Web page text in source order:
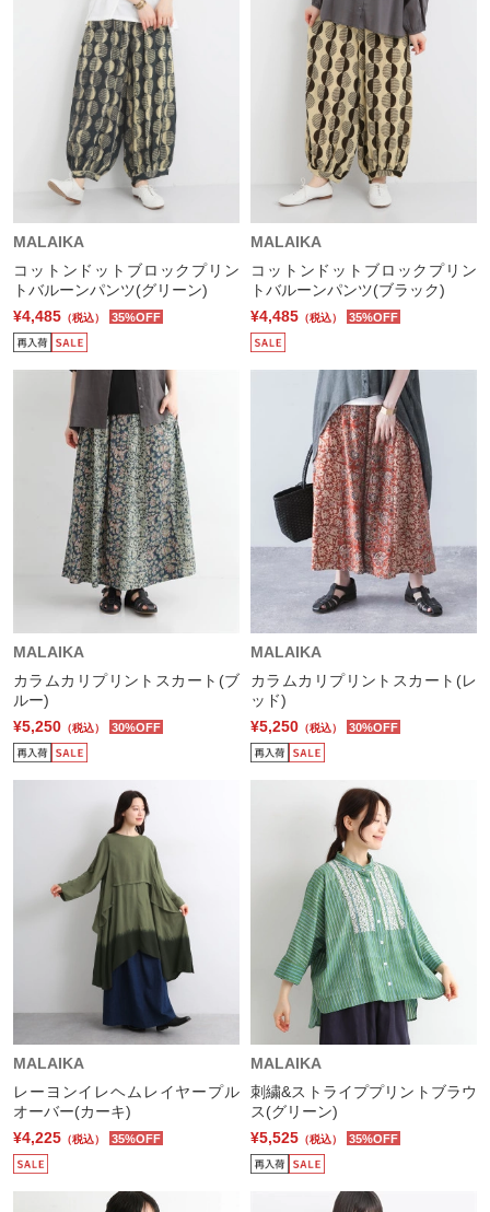
MALAIKA
コットンドットブロックプリン
トバルーンパンツ(グリーン)
¥4,485 （税込） 35%OFF
MALAIKA
コットンドットブロックプリン
トバルーンパンツ(ブラック)
¥4,485 （税込） 35%OFF
MALAIKA
カラムカリプリントスカート(ブ
ルー)
¥5,250 （税込） 30%OFF
MALAIKA
カラムカリプリントスカート(レ
ッド)
¥5,250 （税込） 30%OFF
MALAIKA
レーヨンイレヘムレイヤープル
オーバー(カーキ)
¥4,225 （税込） 35%OFF
MALAIKA
刺繍&ストライププリントブラウ
ス(グリーン)
¥5,525 （税込） 35%OFF